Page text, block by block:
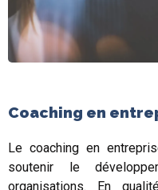
Coaching en
Le coaching en
soutenir le
organisations. En